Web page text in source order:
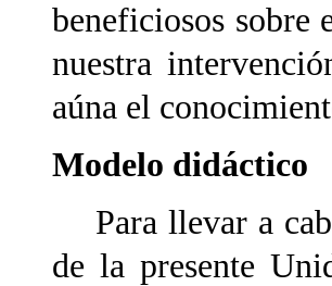
beneficiosos sobre
nuestra
aúna el
Modelo didáctico
Para llevar a
de la presente